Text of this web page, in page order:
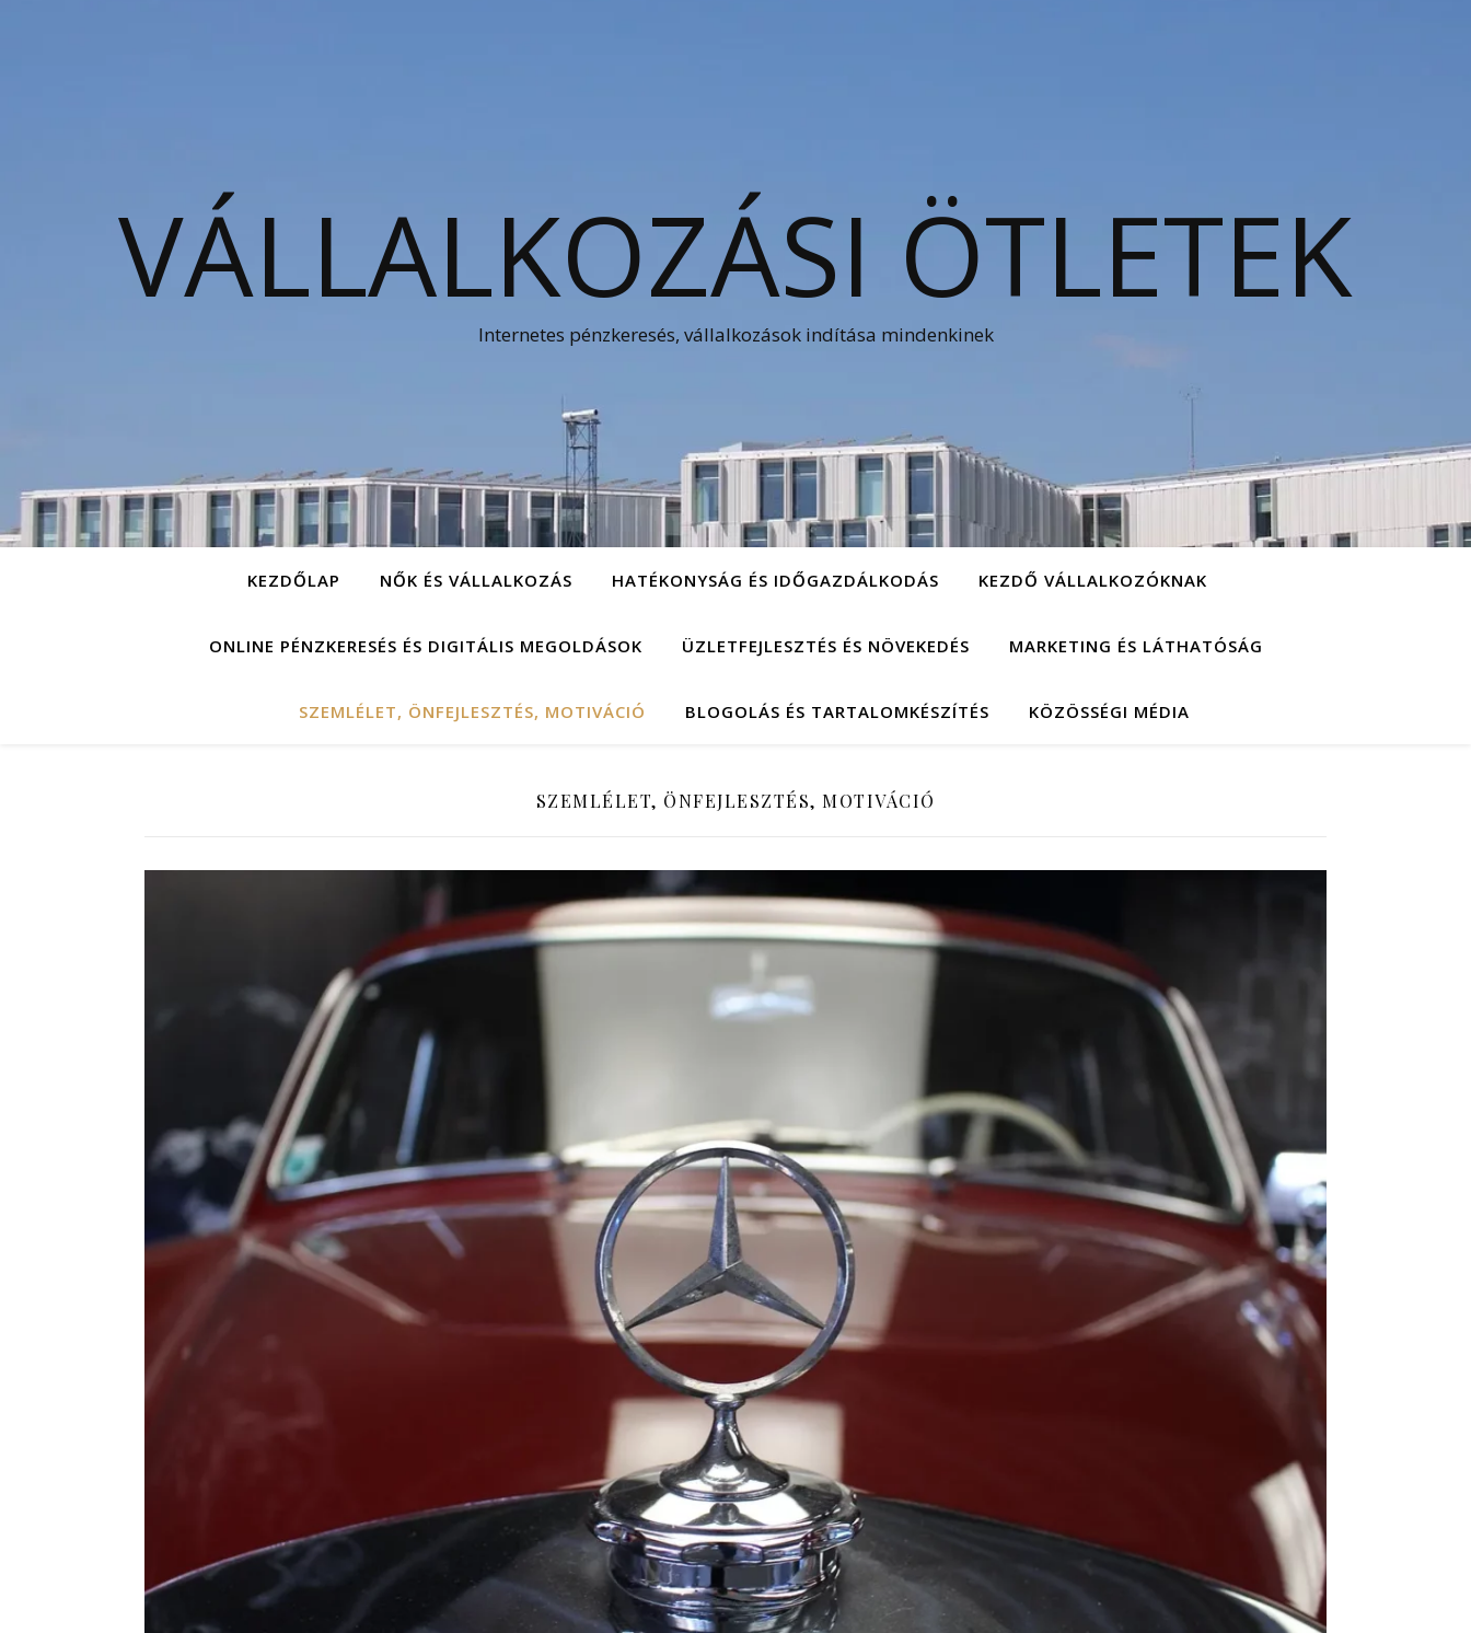
VÁLLALKOZÁSI ÖTLETEK
Internetes pénzkeresés, vállalkozások indítása mindenkinek
KEZDŐLAP NŐK ÉS VÁLLALKOZÁS HATÉKONYSÁG ÉS IDŐGAZDÁLKODÁS KEZDŐ VÁLLALKOZÓKNAK
ONLINE PÉNZKERESÉS ÉS DIGITÁLIS MEGOLDÁSOK ÜZLETFEJLESZTÉS ÉS NÖVEKEDÉS MARKETING ÉS LÁTHATÓSÁG
SZEMLÉLET, ÖNFEJLESZTÉS, MOTIVÁCIÓ BLOGOLÁS ÉS TARTALOMKÉSZÍTÉS KÖZÖSSÉGI MÉDIA
SZEMLÉLET, ÖNFEJLESZTÉS, MOTIVÁCIÓ